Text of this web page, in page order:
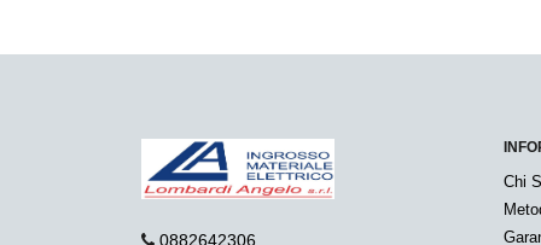
0882642306
Chi